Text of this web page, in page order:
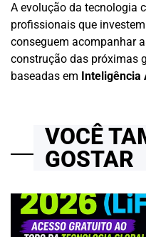
A evolução da tecnologia
profissionais que
conseguem acompanhar
construção das próximas
baseadas em Inteligência
VOCÊ
GOSTAR